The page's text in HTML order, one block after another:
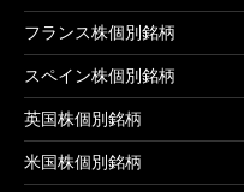
フランス株個別銘柄
スペイン株個別銘柄
英国株個別銘柄
米国株個別銘柄